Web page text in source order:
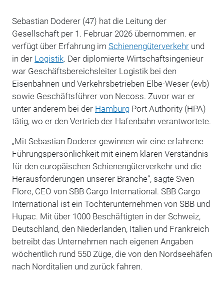
Sebastian Doderer (47) hat die Leitung der
Gesellschaft per 1. Februar 2026 übernommen. er
verfügt über Erfahrung im Schienengüterverkehrund
in der Logistik. Der diplomierte Wirtschaftsingenieur
war Geschäftsbereichsleiter Logistik bei den
Eisenbahnen und Verkehrsbetrieben Elbe-Weser (evb)
sowie Geschäftsführer von Necoss. Zuvor war er
unter anderem bei der HamburgPort Authority (HPA)
tätig, wo er den Vertrieb der Hafenbahn verantwortete.
„Mit Sebastian Doderer gewinnen wir eine erfahrene
Führungspersönlichkeit mit einem klaren Verständnis
für den europäischen Schienengüterverkehr und die
Herausforderungen unserer Branche“, sagte Sven
Flore, CEO von SBB Cargo International. SBB Cargo
International ist ein Tochterunternehmen von SBB und
Hupac. Mit über 1000 Beschäftigten in der Schweiz,
Deutschland, den Niederlanden, Italien und Frankreich
betreibt das Unternehmen nach eigenen Angaben
wöchentlich rund 550 Züge, die von den Nordseehäfen
nach Norditalien und zurück fahren.